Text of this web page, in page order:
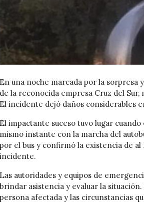
En una noche marcada por la sorpresa
de la reconocida empresa Cruz del
El incidente dejó daños considerables
El impactante suceso tuvo lugar
mismo instante con la marcha del
por el bus y confirmó la existencia de
incidente.
Las autoridades y equipos de
brindar asistencia y evaluar la
persona afectada y las circunstancias